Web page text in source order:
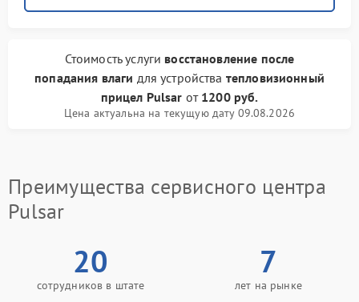
Стоимость услуги восстановление после
попадания влаги для устройства тепловизионный
прицел Pulsar от 1200 руб.
Цена актуальна на текущую дату 09.08.2026
Преимущества сервисного центра
Pulsar
20
сотрудников в штате
7
лет на рынке